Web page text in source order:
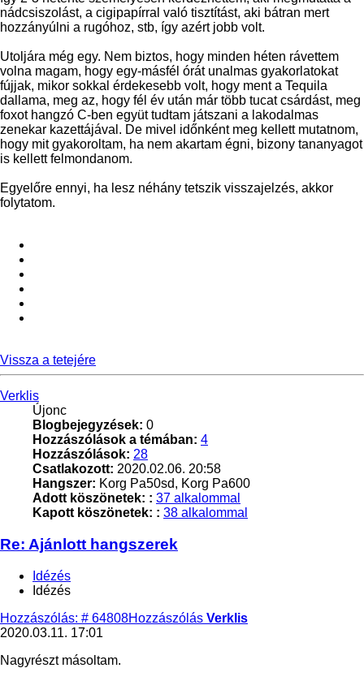
nádcsiszolást, a cigipapírral való tisztítást, aki bátran mert
hozzányúlni a rugóhoz, stb, így azért jobb volt.
Utoljára még egy. Nem biztos, hogy minden héten rávettem
volna magam, hogy egy-másfél órát unalmas gyakorlatokat
fújjak, mikor sokkal érdekesebb volt, hogy ment a Tequila
dallama, meg az, hogy fél év után már több tucat csárdást, meg
foxot hangzó C-ben együt tudtam játszani a lakodalmas
zenekar kazettájával. De mivel időnként meg kellett mutatnom,
hogy mit gyakoroltam, ha nem akartam égni, bizony tananyagot
is kellett felmondanom.
Egyelőre ennyi, ha lesz néhány tetszik visszajelzés, akkor
folytatom.
Vissza a tetejére
Verklis
Újonc
Blogbejegyzések: 0
Hozzászólások a témában: 4
Hozzászólások: 28
Csatlakozott: 2020.02.06. 20:58
Hangszer: Korg Pa50sd, Korg Pa600
Adott köszönetek: : 37 alkalommal
Kapott köszönetek: : 38 alkalommal
Re: Ajánlott hangszerek
Idézés
Idézés
Hozzászólás: # 64808Hozzászólás Verklis
2020.03.11. 17:01
Nagyrészt másoltam.